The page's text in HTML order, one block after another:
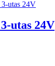
utas 24V